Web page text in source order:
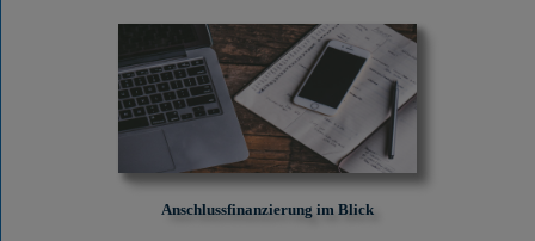
Anschlussfinanzierung im Blick